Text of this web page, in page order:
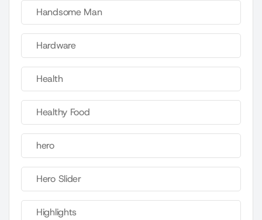
Handsome Man
Hardware
Health
Healthy Food
hero
Hero Slider
Highlights